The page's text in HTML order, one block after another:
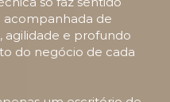
acompanhada de
agilidade e profundo
do negócio de cada